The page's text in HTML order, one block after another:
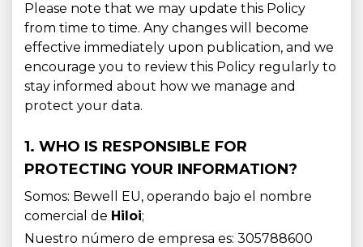
Please note that we may update this Policy
from time to time. Any changes will become
effective immediately upon publication, and we
encourage you to review this Policy regularly to
stay informed about how we manage and
protect your data.
1. WHO IS RESPONSIBLE FOR
PROTECTING YOUR INFORMATION?
Somos: Bewell EU, operando bajo el nombre
comercial de Hiloi;
Nuestro número de empresa es: 305788600